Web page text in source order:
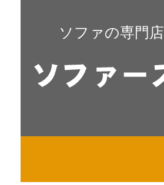
ソファの専門店